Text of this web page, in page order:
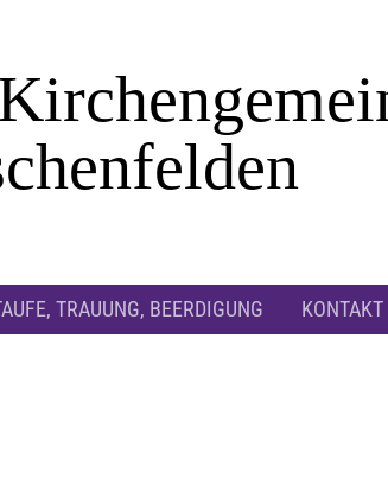
TRAUUNG, BEERDIGUNG KONTAKT